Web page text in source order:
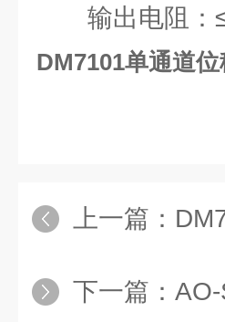
输出电阻：
DM7101单通道
上一篇：
下一篇：